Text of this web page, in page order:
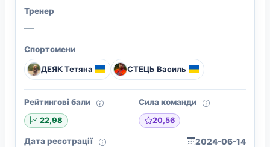
Тренер
—
Спортсмени
ДЕЯК Тетяна СТЕЦЬ Василь
Рейтингові бали
22,98
Сила команди
20,56
Дата реєстрації 2024-06-14